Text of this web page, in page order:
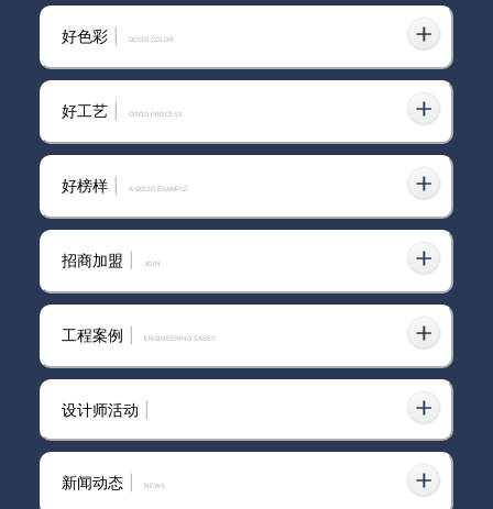
进口艺术漆质感涂料
艺术漆壁纸厂家
好色彩 GOOD COLOR
好工艺 GOOD PROCESS
好榜样 A GOOD EXAMPLE
招商加盟 join
工程案例 ENGINEERING CASES
设计师活动
新闻动态 news